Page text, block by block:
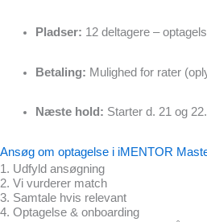
Pladser: 12 deltagere –
Betaling: Mulighed for rater
Næste hold: Starter d. 21 og
Ansøg om optagelse i iMENTOR
1. Udfyld ansøgning
2. Vi vurderer match
3. Samtale hvis relevant
4. Optagelse & onboarding